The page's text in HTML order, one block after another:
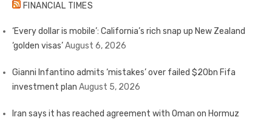
FINANCIAL TIMES
‘Every dollar is mobile’: California’s rich snap up New Zealand
‘golden visas’August 6, 2026
Gianni Infantino admits ‘mistakes’ over failed $20bn Fifa
investment plan August 5, 2026
Iran says it has reached agreement with Oman on Hormuz